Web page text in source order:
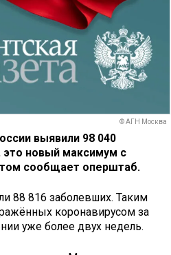
© АГН Москва
выявили 98 040
это новый максимум с
сообщает оперштаб.
88 816 заболевших. Таким
коронавирусом за
уже более двух недель.